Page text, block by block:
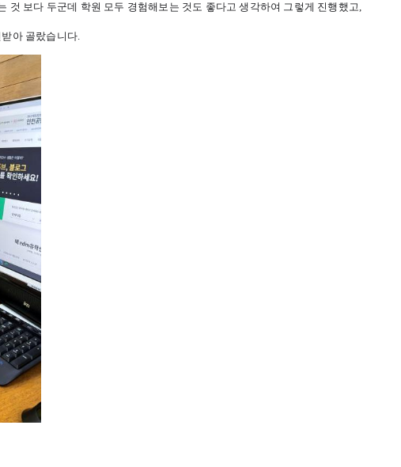
것 보다 두군데 학원 모두 경험해보는 것도 좋다고 생각하여 그렇게 진행했고,
아 골랐습니다.